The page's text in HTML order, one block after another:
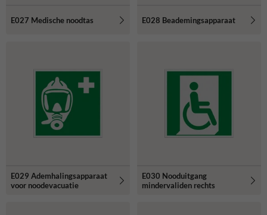
E027 Medische noodtas E028 Beademingsapparaat
E029 Ademhalingsapparaat
voor noodevacuatie
E030 Nooduitgang
mindervaliden rechts